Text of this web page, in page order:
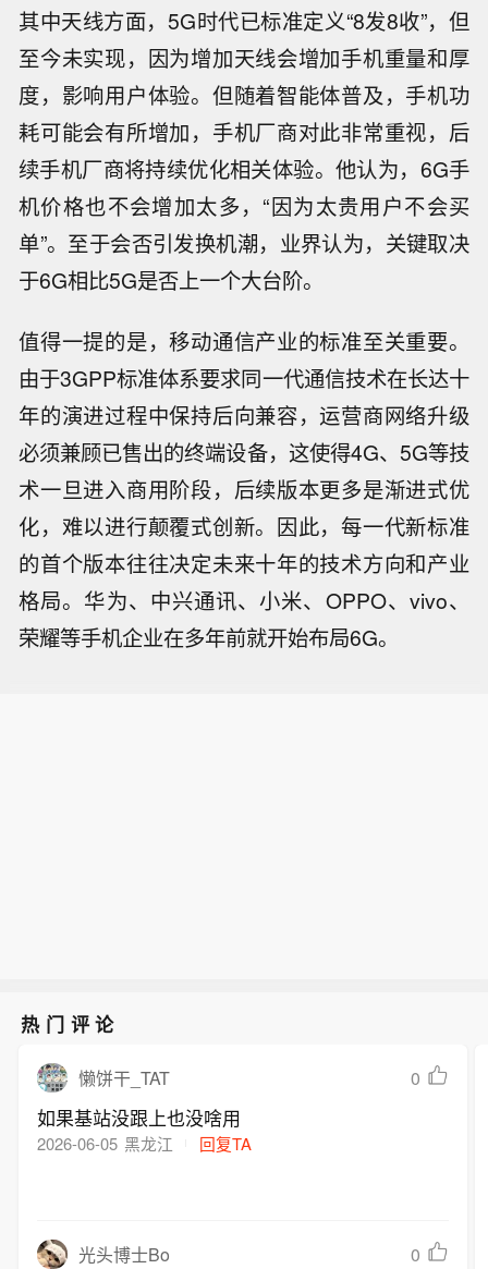
其中天线方面，5G时代已标准定义“8发8收”，但
至今未实现，因为增加天线会增加手机重量和厚
度，影响用户体验。但随着智能体普及，手机功
耗可能会有所增加，手机厂商对此非常重视，后
续手机厂商将持续优化相关体验。他认为，6G手
机价格也不会增加太多，“因为太贵用户不会买
单”。至于会否引发换机潮，业界认为，关键取决
于6G相比5G是否上一个大台阶。
值得一提的是，移动通信产业的标准至关重要。
由于3GPP标准体系要求同一代通信技术在长达十
年的演进过程中保持后向兼容，运营商网络升级
必须兼顾已售出的终端设备，这使得4G、5G等技
术一旦进入商用阶段，后续版本更多是渐进式优
化，难以进行颠覆式创新。因此，每一代新标准
的首个版本往往决定未来十年的技术方向和产业
格局。华为、中兴通讯、小米、OPPO、vivo、
荣耀等手机企业在多年前就开始布局6G。
热门评论
懒饼干_TAT 0
如果基站没跟上也没啥用
2026-06-05 黑龙江 回复TA
光头博士Bo 0